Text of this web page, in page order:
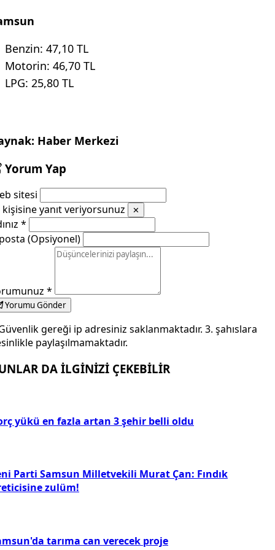
Benzin: 47,10 TL
Motorin: 46,70 TL
LPG: 25,80 TL
Haber Merkezi
Yorum Yap
sitesi
kişisine yanıt veriyorsunuz
✕
*
(Opsiyonel)
*
Yorumu Gönder
gereği ip adresiniz saklanmaktadır. 3. şahıslara
paylaşılmamaktadır.
DA İLGİNİZİ ÇEKEBİLİR
yükü en fazla artan 3 şehir belli oldu
Parti Samsun Milletvekili Murat Çan: Fındık
zulüm!
tarıma can verecek proje